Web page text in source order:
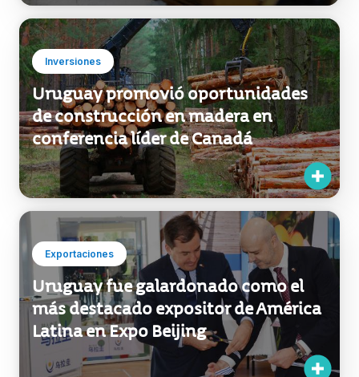
Inversiones
Uruguay promovió oportunidades
de construcción en madera en
conferencia líder de Canadá
Exportaciones
Uruguay fue galardonado como el
más destacado expositor de América
Latina en Expo Beijing